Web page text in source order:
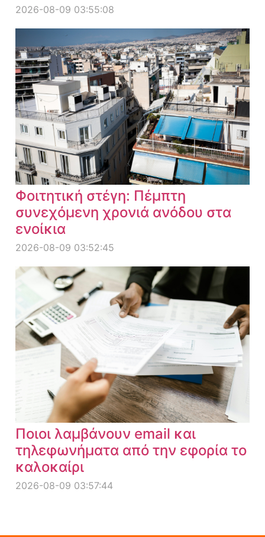
2026-08-09 03:55:08
Φοιτητική στέγη: Πέμπτη
συνεχόμενη χρονιά ανόδου στα
ενοίκια
2026-08-09 03:52:45
Ποιοι λαμβάνουν email και
τηλεφωνήματα από την εφορία το
καλοκαίρι
2026-08-09 03:57:44